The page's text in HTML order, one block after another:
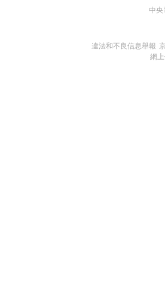
中央
違法和不良信息舉報
網